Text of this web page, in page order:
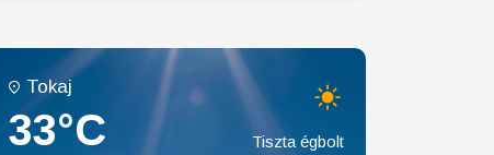
Tokaj
33°C Tiszta égbolt